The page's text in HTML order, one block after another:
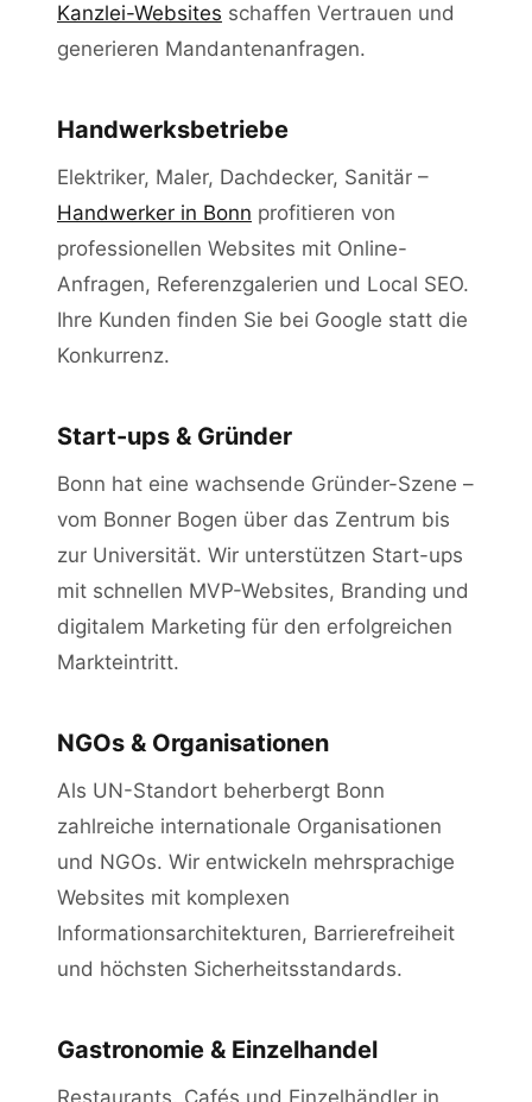
Kanzlei-Websites schaffen Vertrauen und
generieren Mandantenanfragen.
Handwerksbetriebe
Elektriker, Maler, Dachdecker, Sanitär –
Handwerker in Bonn profitieren von
professionellen Websites mit Online-
Anfragen, Referenzgalerien und Local SEO.
Ihre Kunden finden Sie bei Google statt die
Konkurrenz.
Start-ups & Gründer
Bonn hat eine wachsende Gründer-Szene –
vom Bonner Bogen über das Zentrum bis
zur Universität. Wir unterstützen Start-ups
mit schnellen MVP-Websites, Branding und
digitalem Marketing für den erfolgreichen
Markteintritt.
NGOs & Organisationen
Als UN-Standort beherbergt Bonn
zahlreiche internationale Organisationen
und NGOs. Wir entwickeln mehrsprachige
Websites mit komplexen
Informationsarchitekturen, Barrierefreiheit
und höchsten Sicherheitsstandards.
Gastronomie & Einzelhandel
Restaurants, Cafés und Einzelhändler in